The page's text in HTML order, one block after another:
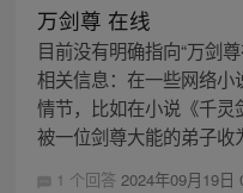
万剑尊 在线
目前没有明确指向“万剑
相关信息：在一些网络小
情节，比如在小说《千
被一位剑尊大能的弟子收
1 个回答 2024年09月19日